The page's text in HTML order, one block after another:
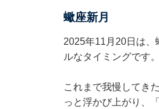
蠍座新月
2025年11月20日は、
ルなタイミングです。
これまで我慢してき
っと浮かび上がり、